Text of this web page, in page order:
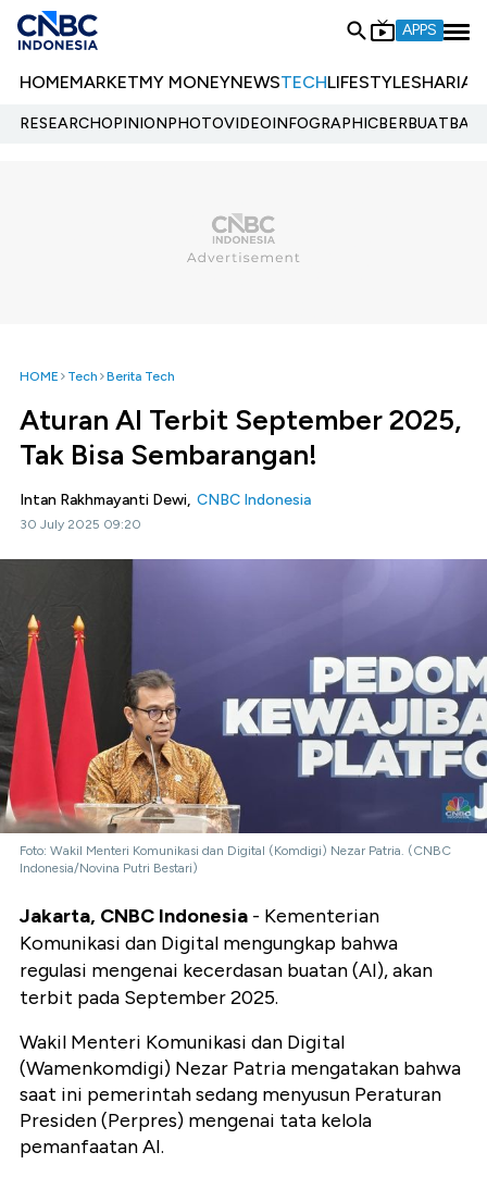
APPS
HOMEMARKETMY MONEYNEWSTECHLIFESTYLESHARIA
RESEARCHOPINIONPHOTOVIDEOINFOGRAPHIC
HOME Tech Berita Tech
Aturan AI Terbit September 2025,
Tak Bisa Sembarangan!
Intan Rakhmayanti Dewi, CNBC Indonesia
30 July 2025 09:20
Foto: Wakil Menteri Komunikasi dan Digital (Komdigi) Nezar Patria. (CNBC
Indonesia/Novina Putri Bestari)
Jakarta, CNBC Indonesia - Kementerian
Komunikasi dan Digital mengungkap bahwa
regulasi mengenai kecerdasan buatan (AI), akan
terbit pada September 2025.
Wakil Menteri Komunikasi dan Digital
(Wamenkomdigi) Nezar Patria mengatakan bahwa
saat ini pemerintah sedang menyusun Peraturan
Presiden (Perpres) mengenai tata kelola
pemanfaatan AI.